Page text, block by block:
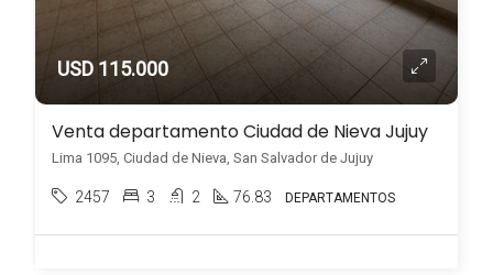
USD 115.000
Venta departamento Ciudad de Nieva Jujuy
Lima 1095, Ciudad de Nieva, San Salvador de Jujuy
2457 3 2 76.83 DEPARTAMENTOS